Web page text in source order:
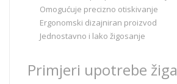
Omogućuje precizno otiskivanje
Ergonomski dizajniran proizvod
Jednostavno i lako žigosanje
Primjeri upotrebe žiga